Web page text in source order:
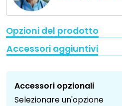
Opzioni del prodotto
Accessori aggiuntivi
Accessori opzionali
Selezionare un'opzione